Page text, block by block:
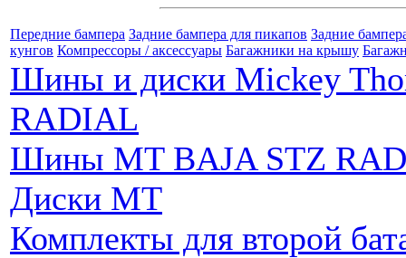
Передние бампера Задние бампера для пикапов Задние
кунгов Компрессоры / аксессуары Багажники на крышу
Шины и диски Mickey
RADIAL
Шины MT BAJA STZ
Диски MT
Комплекты для второй